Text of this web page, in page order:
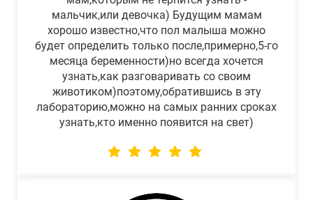
мальчик,или девочка) Будущим мамам
хорошо известно,что пол малыша можно
будет определить только после,примерно,5-го
месяца беременности)но всегда хочется
узнать,как разговаривать со своим
животиком)поэтому,обратившись в эту
лабораторию,можно на самых ранних сроках
узнать,кто именно появится на свет)